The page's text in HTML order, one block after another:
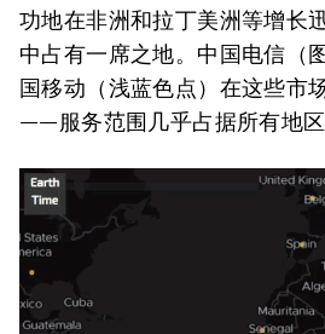
功地在非洲和拉丁美洲等增长
中占有一席之地。中国电信（
国移动（浅蓝色点）在这些市
——服务范围几乎占据所有地区